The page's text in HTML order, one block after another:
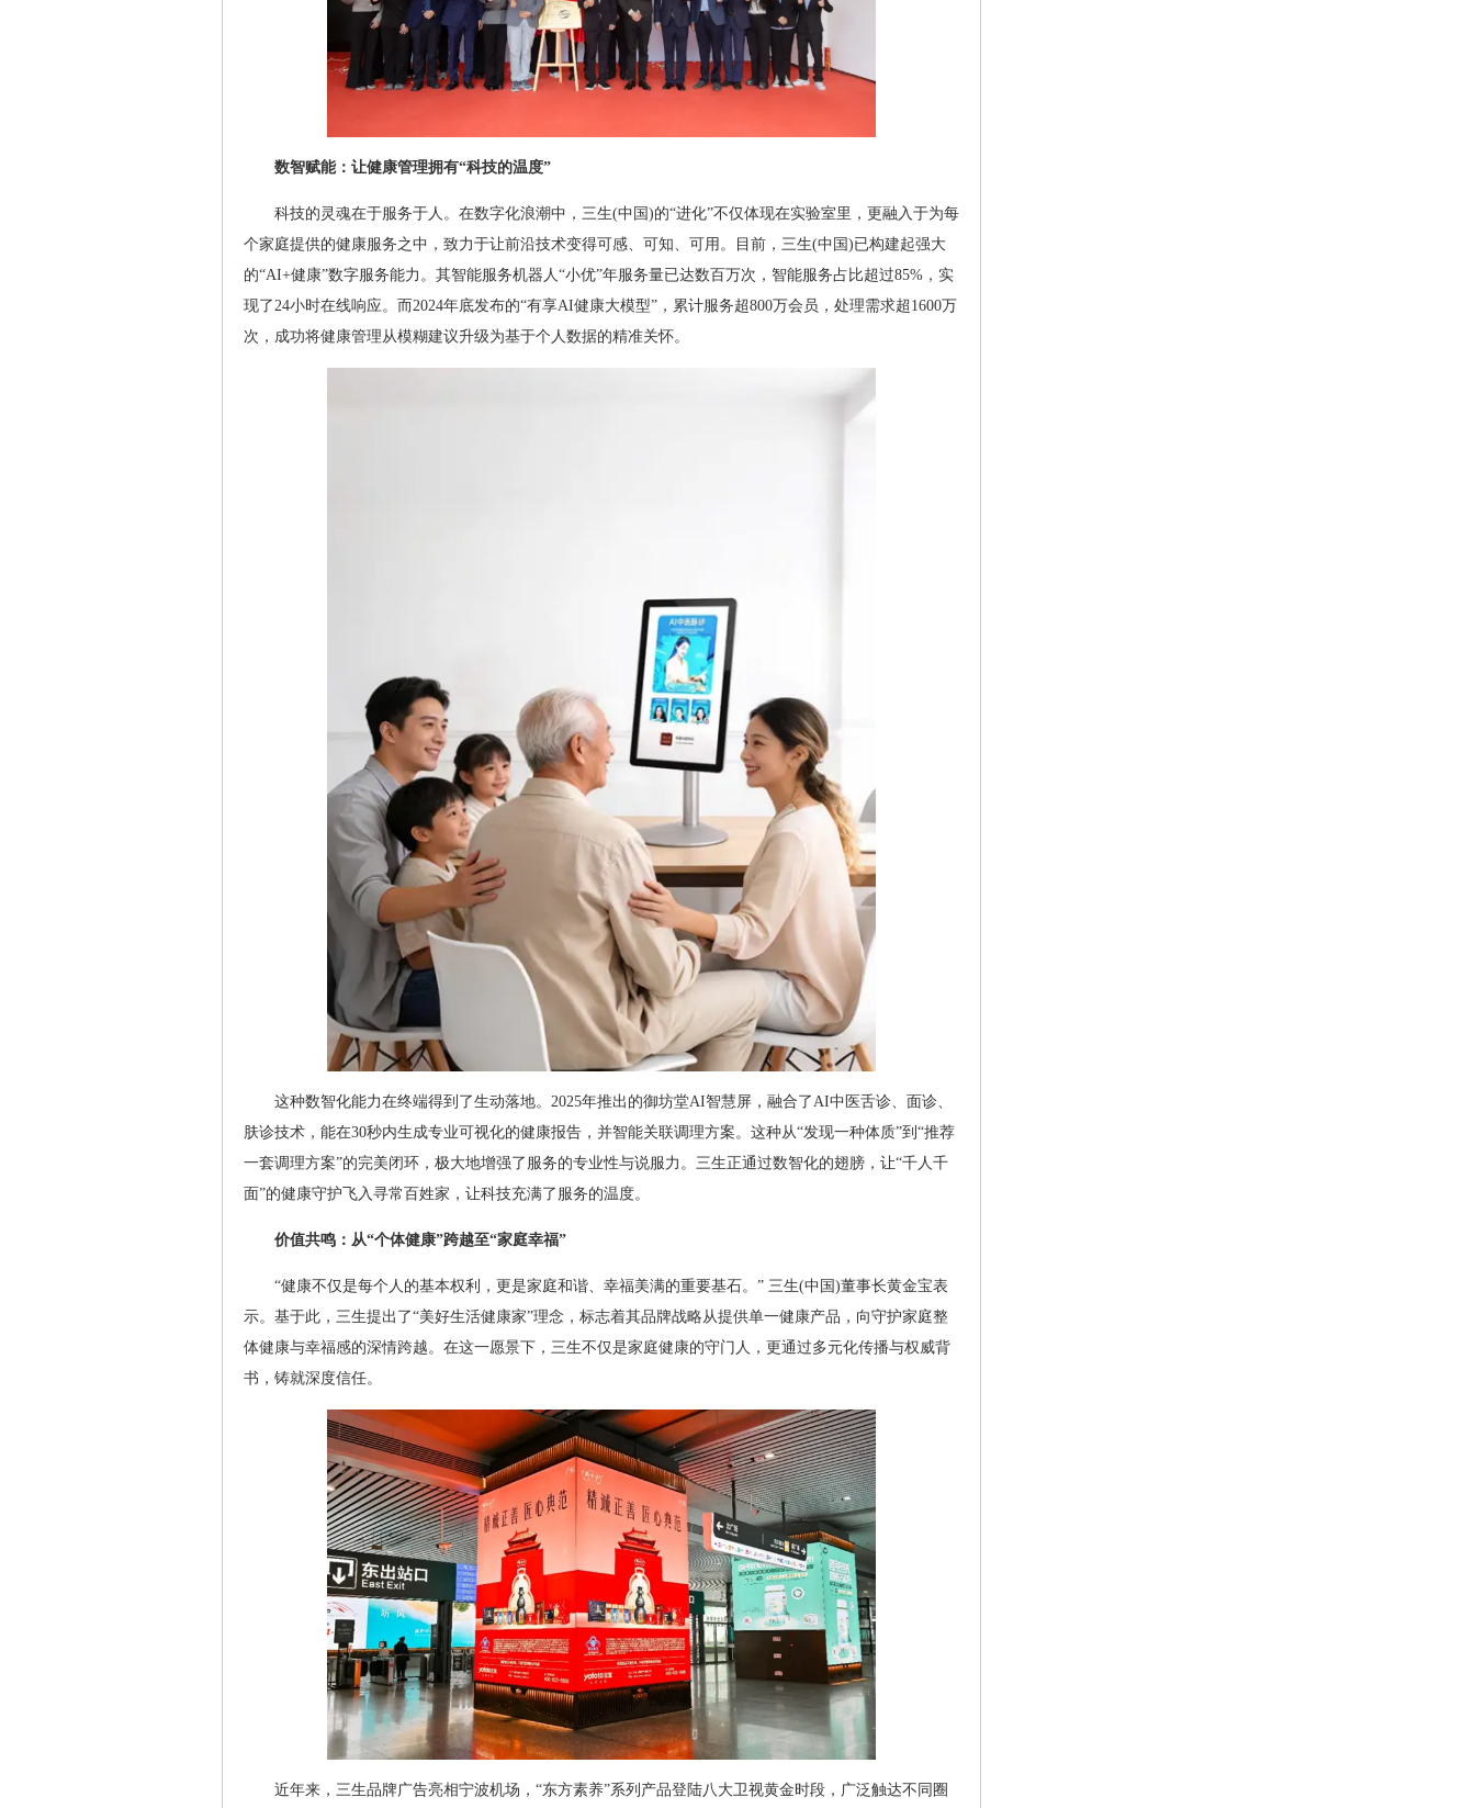
数智赋能：让健康管理拥有“科技的温度”
科技的灵魂在于服务于人。在数字化浪潮中，三生(中国)的“进化”不仅体现在实验室里，更融入于为每
个家庭提供的健康服务之中，致力于让前沿技术变得可感、可知、可用。目前，三生(中国)已构建起强大
的“AI+健康”数字服务能力。其智能服务机器人“小优”年服务量已达数百万次，智能服务占比超过85%，实
现了24小时在线响应。而2024年底发布的“有享AI健康大模型”，累计服务超800万会员，处理需求超1600万
次，成功将健康管理从模糊建议升级为基于个人数据的精准关怀。
这种数智化能力在终端得到了生动落地。2025年推出的御坊堂AI智慧屏，融合了AI中医舌诊、面诊、
肤诊技术，能在30秒内生成专业可视化的健康报告，并智能关联调理方案。这种从“发现一种体质”到“推荐
一套调理方案”的完美闭环，极大地增强了服务的专业性与说服力。三生正通过数智化的翅膀，让“千人千
面”的健康守护飞入寻常百姓家，让科技充满了服务的温度。
价值共鸣：从“个体健康”跨越至“家庭幸福”
“健康不仅是每个人的基本权利，更是家庭和谐、幸福美满的重要基石。” 三生(中国)董事长黄金宝表
示。基于此，三生提出了“美好生活健康家”理念，标志着其品牌战略从提供单一健康产品，向守护家庭整
体健康与幸福感的深情跨越。在这一愿景下，三生不仅是家庭健康的守门人，更通过多元化传播与权威背
书，铸就深度信任。
近年来，三生品牌广告亮相宁波机场，“东方素养”系列产品登陆八大卫视黄金时段，广泛触达不同圈